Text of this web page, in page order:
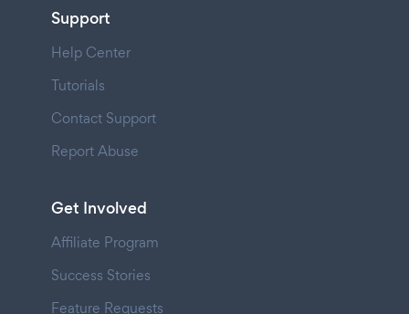
Support
Help Center
Tutorials
Contact Support
Report Abuse
Get Involved
Affiliate Program
Success Stories
Feature Requests